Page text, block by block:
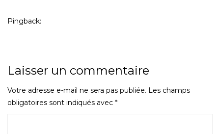
Pingback:
Laisser un commentaire
Votre adresse e-mail ne sera pas publiée. Les champs
obligatoires sont indiqués avec *